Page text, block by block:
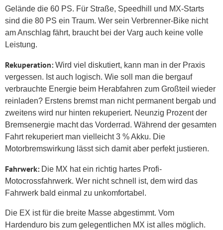
Gelände die 60 PS. Für Straße, Speedhill und MX-Starts
sind die 80 PS ein Traum. Wer sein Verbrenner-Bike nicht
am Anschlag fährt, braucht bei der Varg auch keine volle
Leistung.
Rekuperation: Wird viel diskutiert, kann man in der Praxis
vergessen. Ist auch logisch. Wie soll man die bergauf
verbrauchte Energie beim Herabfahren zum Großteil wieder
reinladen? Erstens bremst man nicht permanent bergab und
zweitens wird nur hinten rekuperiert. Neunzig Prozent der
Bremsenergie macht das Vorderrad. Während der gesamten
Fahrt rekuperiert man vielleicht 3 % Akku. Die
Motorbremswirkung lässt sich damit aber perfekt justieren.
Fahrwerk: Die MX hat ein richtig hartes Profi-
Motocrossfahrwerk. Wer nicht schnell ist, dem wird das
Fahrwerk bald einmal zu unkomfortabel.
Die EX ist für die breite Masse abgestimmt. Vom
Hardenduro bis zum gelegentlichen MX ist alles möglich.